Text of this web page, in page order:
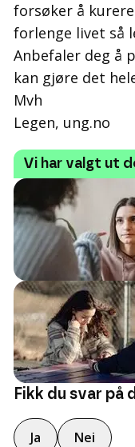
forsøker å
forlenge livet så
Anbefaler deg å
kan gjøre det
Mvh
Legen, ung.no
Vi har valgt ut
Fikk du svar på
Ja Nei